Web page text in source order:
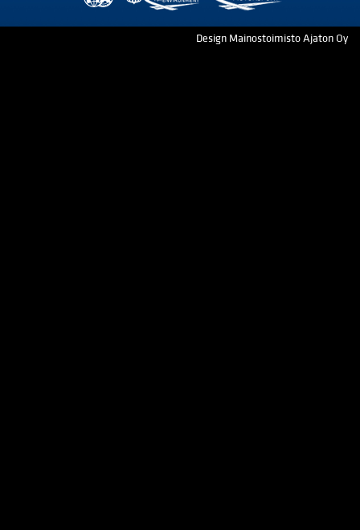
Design Mainostoimisto Ajaton Oy